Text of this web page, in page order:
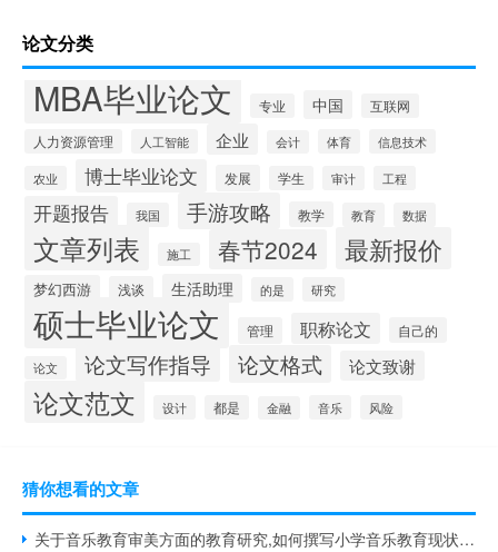
论文分类
MBA毕业论文 专业 中国
互联网
人力资源管理
人工智能 企业 会计 体育 信息技术
农业 博士毕业论文 发展 学生 审计 工程
开题报告 我国 手游攻略 教学 教育 数据
文章列表 施工 春节2024 最新报价
梦幻西游 浅谈 生活助理 的是 研究
硕士毕业论文 管理 职称论文 自己的
论文 论文写作指导 论文格式 论文致谢
论文范文 设计 都是 金融 音乐 风险
猜你想看的文章
关于音乐教育审美方面的教育研究,如何撰写小学音乐教育现状研究论文